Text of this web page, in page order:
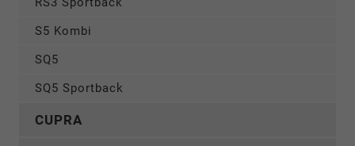
S5 Kombi
SQ5
SQ5 Sportback
CUPRA